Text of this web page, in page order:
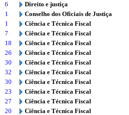
6
Direito e justiça
1
Conselho dos Oficiais de Justiça
1
Ciência e Técnica Fiscal
7
Ciência e Técnica Fiscal
18
Ciência e Técnica Fiscal
26
Ciência e Técnica Fiscal
30
Ciência e Técnica Fiscal
32
Ciência e Técnica Fiscal
30
Ciência e Técnica Fiscal
23
Ciência e Técnica Fiscal
27
Ciência e Técnica Fiscal
20
Ciência e Técnica Fiscal